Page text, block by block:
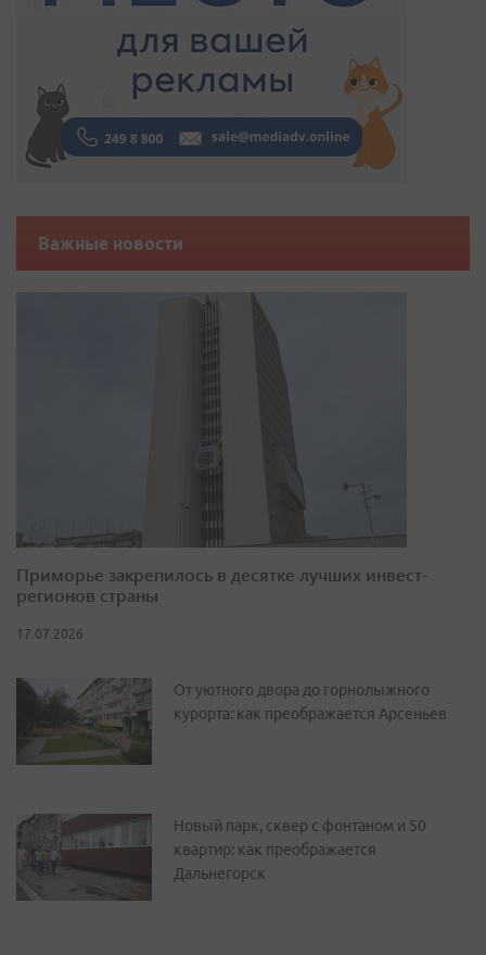
Важные новости
Приморье закрепилось в десятке лучших инвест-
регионов страны
17.07.2026
От уютного двора до горнолыжного
курорта: как преображается Арсеньев
Новый парк, сквер с фонтаном и 50
квартир: как преображается
Дальнегорск